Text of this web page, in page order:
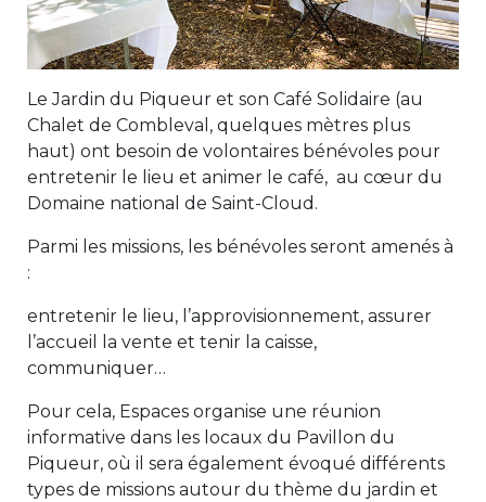
Le Jardin du Piqueur et son Café Solidaire (au
Chalet de Combleval, quelques mètres plus
haut) ont besoin de volontaires bénévoles pour
entretenir le lieu et animer le café, au cœur du
Domaine national de Saint-Cloud.
Parmi les missions, les bénévoles seront amenés à
:
entretenir le lieu, l’approvisionnement, assurer
l’accueil la vente et tenir la caisse,
communiquer…
Pour cela, Espaces organise une réunion
informative dans les locaux du Pavillon du
Piqueur, où il sera également évoqué différents
types de missions autour du thème du jardin et